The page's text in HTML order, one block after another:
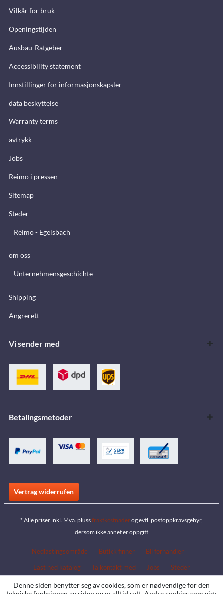
Vilkår for bruk
Openingstijden
Ausbau-Ratgeber
Accessibility statement
Innstillinger for informasjonskapsler
data beskyttelse
Warranty terms
avtrykk
Jobs
Reimo i pressen
Sitemap
Steder
Reimo - Egelsbach
om oss
Unternehmensgeschichte
Shipping
Angrerett
Vi sender med
Betalingsmetoder
Vertrag widerrufen
* Alle priser inkl. Mva. plussfraktkostnaderog evtl. postoppkravsgebyr,
dersom ikke annet er oppgitt
Nedlastingsområde Butikk finner
Bli forhandler
Last ned katalog
Ta kontakt med Jobs Steder
Denne siden benytter seg av cookies, som er nødvendige for den